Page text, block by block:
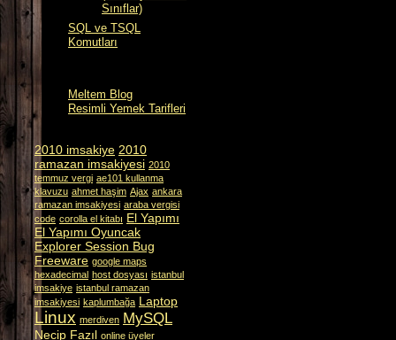
Sınıflar)
SQL ve TSQL
Komutları
Meltem Blog
Resimli Yemek Tarifleri
2010 imsakiye 2010
ramazan imsakiyesi 2010
temmuz vergi ae101 kullanma
klavuzu ahmet haşim Ajax ankara
ramazan imsakiyesi araba vergisi
code corolla el kitabı El Yapımı
El Yapımı Oyuncak
Explorer Session Bug
Freeware google maps
hexadecimal host dosyası istanbul
imsakiye istanbul ramazan
imsakiyesi kaplumbağa Laptop
Linux merdiven MySQL
Necip Fazıl online üyeler